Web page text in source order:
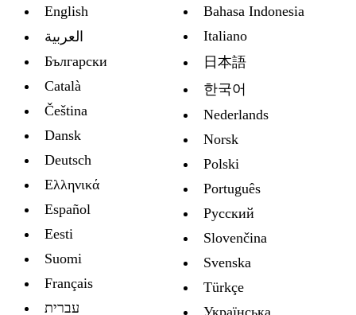
English
العربية
Български
Català
Čeština
Dansk
Deutsch
Ελληνικά
Español
Eesti
Suomi
Français
עברית
Bahasa Indonesia
Italiano
日本語
한국어
Nederlands
Norsk
Polski
Português
Русский
Slovenčina
Svenska
Türkçe